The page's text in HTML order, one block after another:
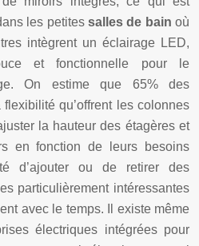
les petites salles de bain où
intègrent un éclairage LED,
et fonctionnelle pour le
On estime que 65% des
qu’offrent les colonnes
la hauteur des étagères et
en fonction de leurs besoins
d’ajouter ou de retirer des
particulièrement intéressantes
avec le temps. Il existe même
électriques intégrées pour